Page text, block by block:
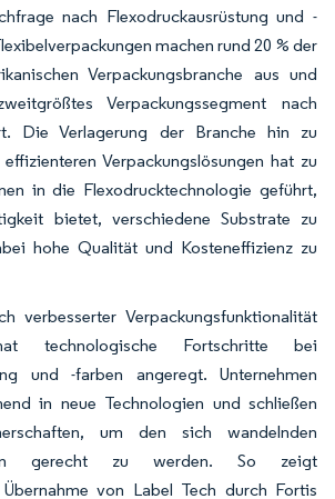
nach Flexodruckausrüstung und -
machen rund 20 % der
Verpackungsbranche aus und
Verpackungssegment nach
Die Verlagerung der Branche hin zu
Verpackungslösungen hat zu
in die Flexodrucktechnologie geführt,
bietet, verschiedene Substrate zu
hohe Qualität und Kosteneffizienz zu
verbesserter Verpackungsfunktionalität
technologische Fortschritte bei
und -farben angeregt. Unternehmen
in neue Technologien und schließen
um den sich wandelnden
gerecht zu werden. So zeigt
von Label Tech durch Fortis